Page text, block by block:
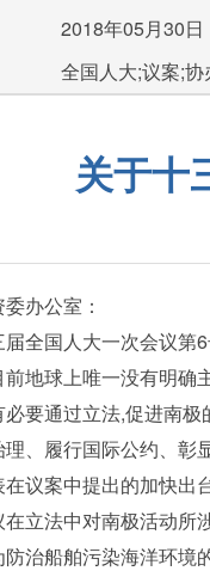
2018年05月30日
全国人大;议案;协
关于十
办公室：
国人大一次会议第6
球上唯一没有明确主
必要通过立法,促进南
、履行国际公约、彰
案中提出的加快出台
立法中对南极活动所
船舶污染海洋环境的